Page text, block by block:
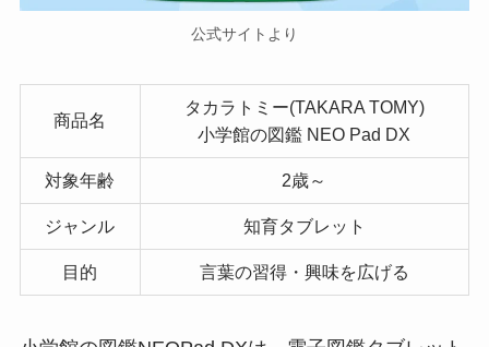
公式サイトより
商品名
タカラトミー(TAKARA TOMY)
小学館の図鑑 NEO Pad DX
対象年齢 2歳～
ジャンル 知育タブレット
目的 言葉の習得・興味を広げる